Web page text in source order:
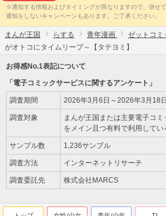
※通知する情報およびタイミングが異なりますので、併せ
通知をしないキャンペーンもあります。ご了承ください。
まんが王国 らする 青年漫画 ゼットコミ
がオトコにタイムリープ～【タテヨミ】
お得感No.1表記について
「電子コミックサービスに関するアンケート」
調査期間 2026年3月6日～2026年3月18日
調査対象
まんが王国または主要電子コ
をメイン且つ有料で利用して
サンプル数 1,236サンプル
調査方法 インターネットリサーチ
調査委託先 株式会社MARCS